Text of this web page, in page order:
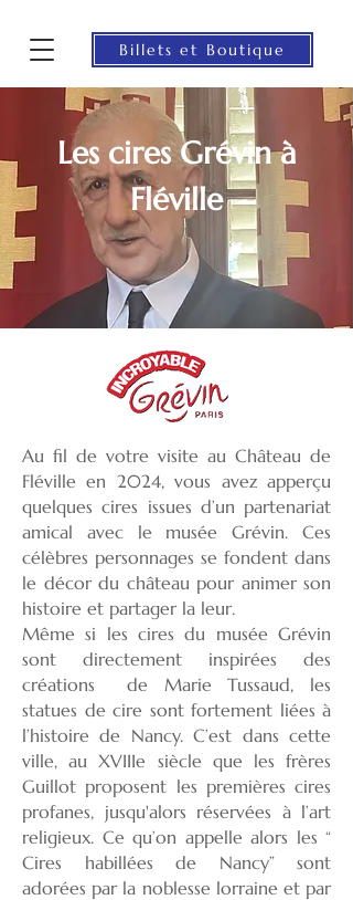
Billets et Boutique
Les cires Grévin à
Fléville
Au fil de votre visite au Château de
Fléville en 2024, vous avez apperçu
quelques cires issues d’un partenariat
amical avec le musée Grévin. Ces
célèbres personnages se fondent dans
le décor du château pour animer son
histoire et partager la leur.
Même si les cires du musée Grévin
sont directement inspirées des
créations de Marie Tussaud, les
statues de cire sont fortement liées à
l’histoire de Nancy. C’est dans cette
ville, au XVIIIe siècle que les frères
Guillot proposent les premières cires
profanes, jusqu'alors réservées à l’art
religieux. Ce qu’on appelle alors les “
Cires habillées de Nancy” sont
adorées par la noblesse lorraine et par